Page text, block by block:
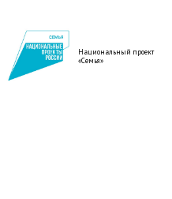
Национальный проект
«Семья»